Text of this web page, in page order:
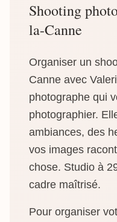
Shooting
la-Canne
Organiser un
Canne avec
photographe qui
photographier.
ambiances, des
vos images
chose. Studio à
cadre maîtrisé.
Pour organiser